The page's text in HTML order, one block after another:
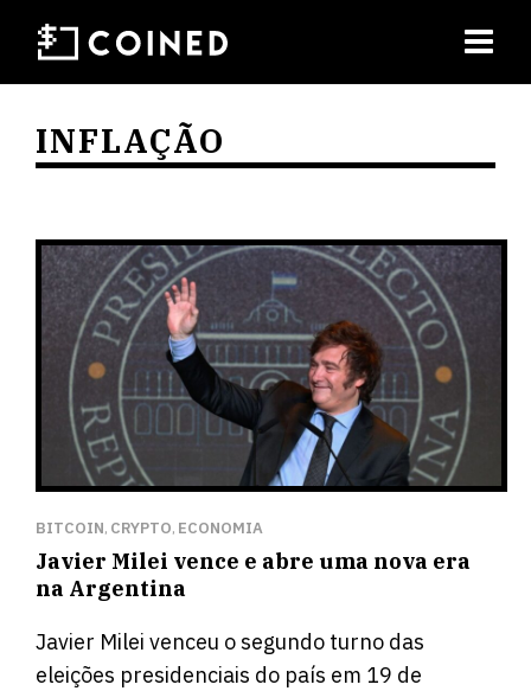
INFLAÇÃO
BITCOIN, CRYPTO, ECONOMIA
Javier Milei vence e abre uma nova era
na Argentina
Javier Milei venceu o segundo turno das
eleições presidenciais do país em 19 de